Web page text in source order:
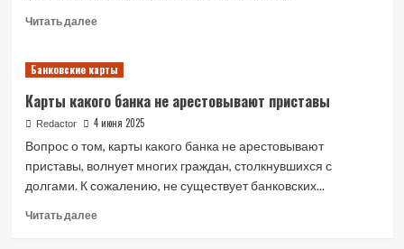
Читать далееRead
Переводы
карты
на
Траст
Банке
Банковские карты
Карты какого банка не арестовывают приставы
Redactor 4 июня 2025
Вопрос о том, карты какого банка не арестовывают
приставы, волнует многих граждан, столкнувшихся с
долгами. К сожалению, не существует банковских...
Читать далееRead